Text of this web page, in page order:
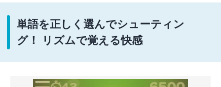
単語を正しく選んでシューティン
グ！ リズムで覚える快感